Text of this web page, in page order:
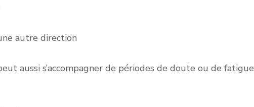
autre direction
aussi s’accompagner de périodes de doute ou de fatigue